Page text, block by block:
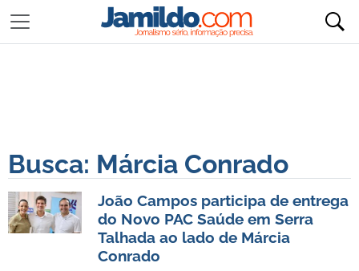
Busca: Márcia Conrado
João Campos participa de entrega
do Novo PAC Saúde em Serra
Talhada ao lado de Márcia
Conrado